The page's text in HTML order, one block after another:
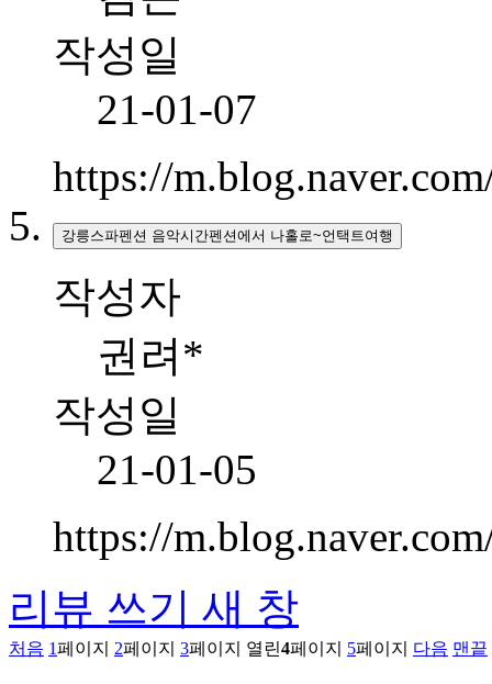
작성일
21-01-07
https://
강릉스파펜션 음악시간펜션에서 나홀로~언택트여행
작성자
권려*
작성일
21-01-05
https://
리뷰 쓰기 새 창
처음 1페이지 2페이지 3페이지 열린4페이지 5페이지 다음 맨끝